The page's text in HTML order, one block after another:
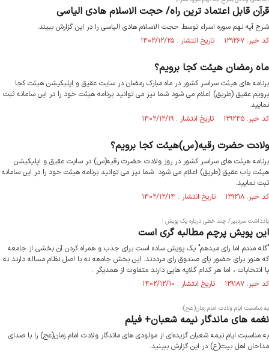
قرآن قابل اعتماد ترین راه/ حجت الاسلام هادی الیاسی
شرح آیه نهم سوره اسراء توسط حجت الاسلام هادی الیاسی را در این گزارش ببیند.
کد خبر: ۱۲۹۲۶۷ تاریخ انتشار : ۱۴۰۲/۱۲/۲۵
ماه رمضان هیئت کجا برویم؟
برنامه های هیئت سراسر کشور در ماه مبارک رمضان در سایت عقیق و اپلیکیشن هیئت کجا
برویم عقیق (طریق) اعلام می شود شما نیز می توانید برنامه هیئت خود را در این سامانه ثبت
نمایید.
کد خبر: ۱۲۹۲۴۵ تاریخ انتشار : ۱۴۰۲/۱۲/۱۹
ولادت حضرت رقیه(س)هیئت کجا برویم؟
برنامه هیئت های سراسر کشور در روز ولادت حضرت رقیه(س) در سایت عقیق و اپلیکیشن
هیئت یاب عقیق (طریق) اعلام می شود. شما نیز می توانید برنامه هیئت خود را در این سامانه
ثبت نمایید.
کد خبر: ۱۲۹۲۱۸ تاریخ انتشار : ۱۴۰۲/۱۲/۱۴
یادداشت سردبیر/ چند خطی درباره یک پویش :
این پویش پرچم مطالبه گری است
"گله مندم اما رای میدهم" یک پویش ساده است برای جذب و همراه کردن آن بخشی از جامعه
که هنوز برای حضور پای صندوق رای مرددند. این بخش جامعه نه با اصل نظام مساله دارند نه
با انتخابات ، اما هر کدام گلایه هایی دارند متفاوت از همدیگر .
کد خبر: ۱۲۹۱۸۷ تاریخ انتشار : ۱۴۰۲/۱۲/۱۰
به مناسبت ایام ولادت امام زمان(عج):
نغمه های ماندگار نیمه شعبان+ فیلم
به مناسبت ایام نیمه شعبان گزیده‌ای از مولودی های ماندگار ولادت امام زمان(عج) را با صدای
مداحان اهل بیت(ع) در این گزارش ببینید.